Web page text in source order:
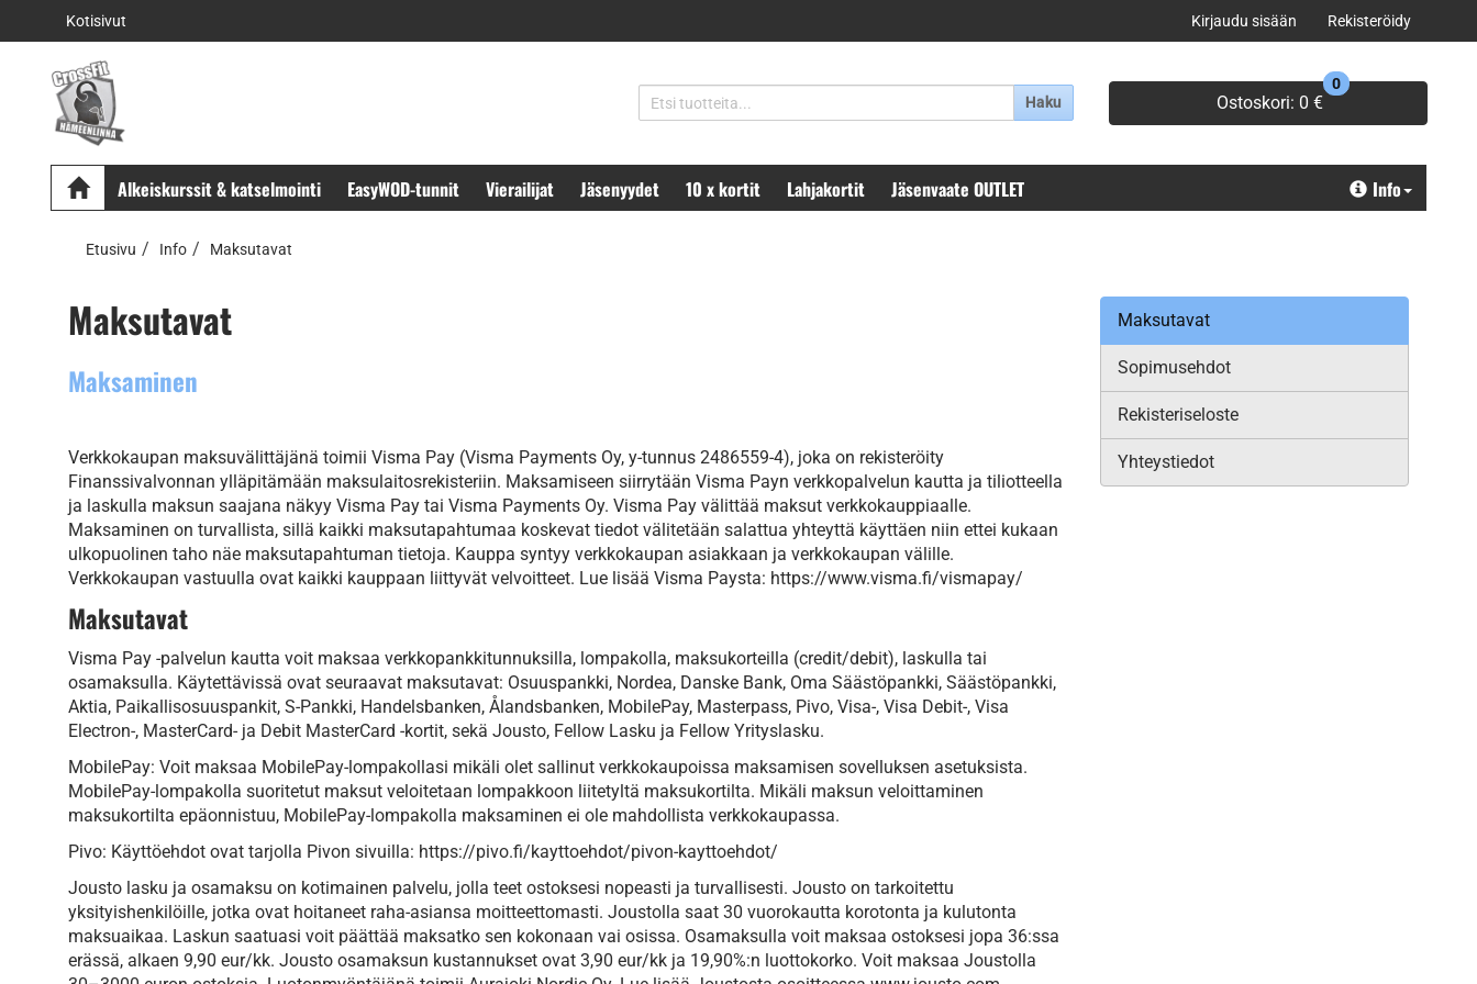
Kotisivut Kirjaudu sisään Rekisteröidy
Haku Ostoskori: 0 €
0
Alkeiskurssit & katselmointi EasyWOD-tunnit Vierailijat Jäsenyydet 10 x kortit Lahjakortit Jäsenvaate OUTLET Info
Etusivu Info Maksutavat
Maksutavat
Sopimusehdot
Rekisteriseloste
Yhteystiedot
Maksutavat
Maksaminen
Verkkokaupan maksuvälittäjänä toimii Visma Pay (Visma Payments Oy, y-tunnus 2486559-4), joka on rekisteröity
Finanssivalvonnan ylläpitämään maksulaitosrekisteriin. Maksamiseen siirrytään Visma Payn verkkopalvelun kautta ja tiliotteella
ja laskulla maksun saajana näkyy Visma Pay tai Visma Payments Oy. Visma Pay välittää maksut verkkokauppiaalle.
Maksaminen on turvallista, sillä kaikki maksutapahtumaa koskevat tiedot välitetään salattua yhteyttä käyttäen niin ettei kukaan
ulkopuolinen taho näe maksutapahtuman tietoja. Kauppa syntyy verkkokaupan asiakkaan ja verkkokaupan välille.
Verkkokaupan vastuulla ovat kaikki kauppaan liittyvät velvoitteet. Lue lisää Visma Paysta: https://www.visma.fi/vismapay/
Maksutavat
Visma Pay -palvelun kautta voit maksaa verkkopankkitunnuksilla, lompakolla, maksukorteilla (credit/debit), laskulla tai
osamaksulla. Käytettävissä ovat seuraavat maksutavat: Osuuspankki, Nordea, Danske Bank, Oma Säästöpankki, Säästöpankki,
Aktia, Paikallisosuuspankit, S-Pankki, Handelsbanken, Ålandsbanken, MobilePay, Masterpass, Pivo, Visa-, Visa Debit-, Visa
Electron-, MasterCard- ja Debit MasterCard -kortit, sekä Jousto, Fellow Lasku ja Fellow Yrityslasku.
MobilePay: Voit maksaa MobilePay-lompakollasi mikäli olet sallinut verkkokaupoissa maksamisen sovelluksen asetuksista.
MobilePay-lompakolla suoritetut maksut veloitetaan lompakkoon liitetyltä maksukortilta. Mikäli maksun veloittaminen
maksukortilta epäonnistuu, MobilePay-lompakolla maksaminen ei ole mahdollista verkkokaupassa.
Pivo: Käyttöehdot ovat tarjolla Pivon sivuilla: https://pivo.fi/kayttoehdot/pivon-kayttoehdot/
Jousto lasku ja osamaksu on kotimainen palvelu, jolla teet ostoksesi nopeasti ja turvallisesti. Jousto on tarkoitettu
yksityishenkilöille, jotka ovat hoitaneet raha-asiansa moitteettomasti. Joustolla saat 30 vuorokautta korotonta ja kulutonta
maksuaikaa. Laskun saatuasi voit päättää maksatko sen kokonaan vai osissa. Osamaksulla voit maksaa ostoksesi jopa 36:ssa
erässä, alkaen 9,90 eur/kk. Jousto osamaksun kustannukset ovat 3,90 eur/kk ja 19,90%:n luottokorko. Voit maksaa Joustolla